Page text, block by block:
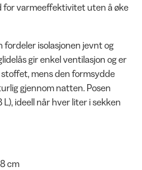
for varmeeffektivitet uten å øke
isolasjonen jevnt og
gir enkel ventilasjon og er
mens den formsydde
gjennom natten. Posen
ideell når hver liter i sekken
cm